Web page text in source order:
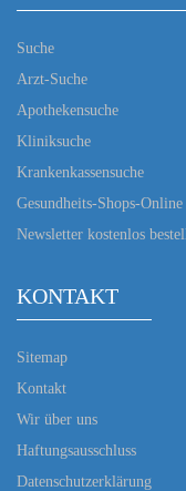
Suche
Arzt-Suche
Apothekensuche
Kliniksuche
Krankenkassensuche
Gesundheits-Shops-Online
Newsletter kostenlos
KONTAKT
Sitemap
Kontakt
Wir über uns
Haftungsausschluss
Datenschutzerklärung